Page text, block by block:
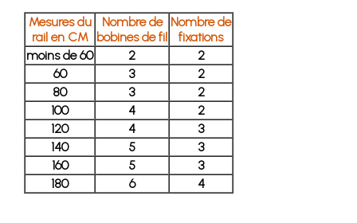
Mesures du
rail en CM
Nombre de
bobines de fil
Nombre de
fixations
moins de 60
2
2
60
3
2
80
3
2
100
4
2
120
4
3
140
5
3
160
5
3
180
6 4